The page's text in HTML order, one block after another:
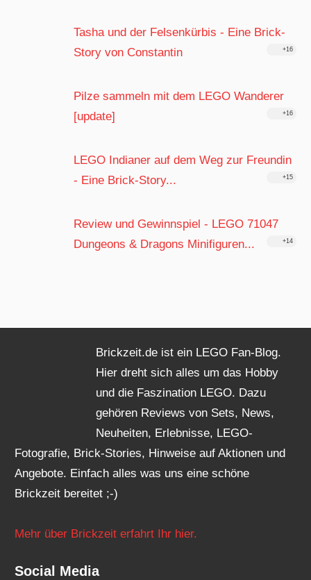
Tasha und der Felsenkürbis - Eine Brick-
Story von Constantin
+16
Pilze sammeln mit dem LEGO Wanderer
[update]
+16
LEGO Indianer auf dem Weg zur Freundin
- Eine Brick-Story...
+15
Review und Gewinnspiel - LEGO 71047
Dungeons & Dragons Minifiguren...
+14
Brickzeit.de ist ein LEGO Fan-Blog.
Hier dreht sich alles um das Hobby
und die Faszination LEGO. Dazu
gehören Reviews von Sets, News,
Neuheiten, Erlebnisse, LEGO-
Fotografie, Brick-Stories, Hinweise auf Aktionen und
Angebote. Einfach alles was uns eine schöne
Brickzeit bereitet ;-)
Mehr über Brickzeit erfahrt Ihr hier.
Social Media